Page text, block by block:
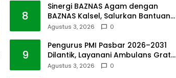
8
Sinergi BAZNAS Agam dengan
BAZNAS Kalsel, Salurkan Bantuan
Bencana Alam
Agustus 3, 2026 0
9
Pengurus PMI Pasbar 2026–2031
Dilantik, Layanani Ambulans Gratis
ke Padang
Agustus 3, 2026 0